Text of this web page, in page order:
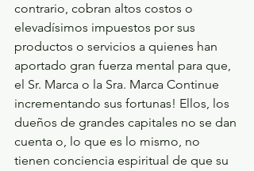
contrario, cobran altos costos o
elevadísimos impuestos por sus
productos o servicios a quienes han
aportado gran fuerza mental para que,
el Sr. Marca o la Sra. Marca Continue
incrementando sus fortunas! Ellos, los
dueños de grandes capitales no se dan
cuenta o, lo que es lo mismo, no
tienen conciencia espiritual de que su